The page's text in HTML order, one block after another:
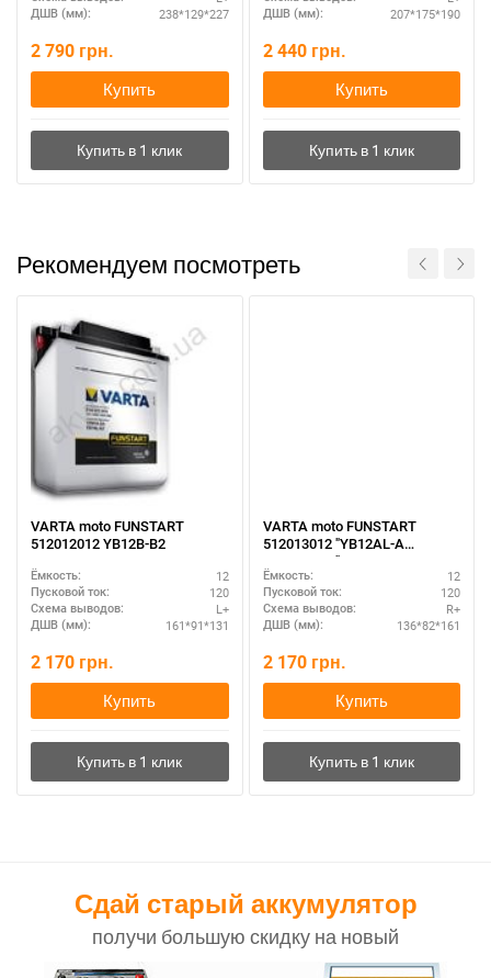
ДШВ (мм): 238*129*227
2 790 грн.
Купить
ДШВ (мм): 207*175*190
2 440 грн.
Купить
Рекомендуем посмотреть
VARTA moto FUNSTART
512012012 YB12B-B2
Ёмкость: 12
Пусковой ток: 120
Схема выводов: L+
ДШВ (мм): 161*91*131
2 170 грн.
Купить
VARTA moto FUNSTART
512013012 "YB12AL-A
YB12AL-A2"
Ёмкость: 12
Пусковой ток: 120
Схема выводов: R+
ДШВ (мм): 136*82*161
2 170 грн.
Купить
Сдай старый аккумулятор
получи большую скидку на новый